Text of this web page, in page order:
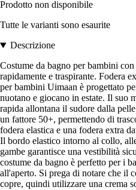
Prodotto non disponibile
Tutte le varianti sono esaurite
Descrizione
Costume da bagno per bambini
rapidamente e traspirante. Fodera
per bambini Uimaan è progettato
nuotano e giocano in estate. Il suo
rapida allontana il sudore dalla
un fattore 50+, permettendo di
fodera elastica e una fodera extra
Il bordo elastico intorno al collo,
gambe garantisce una vestibilità
costume da bagno è perfetto per i
all'aperto. Si prega di notare che il
copre, quindi utilizzare una crema